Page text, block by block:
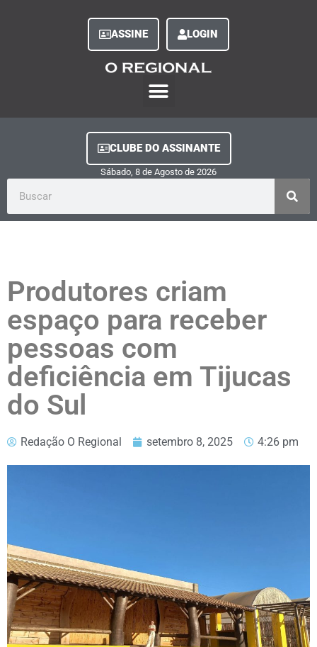
ASSINE LOGIN
CLUBE DO ASSINANTE
Sábado, 8 de Agosto de 2026
Produtores criam
espaço para receber
pessoas com
deficiência em Tijucas
do Sul
Redação O Regional setembro 8, 2025 4:26 pm